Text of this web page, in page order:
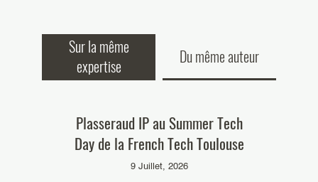
Sur la même
expertise
Du même auteur
Plasseraud IP au Summer Tech
Day de la French Tech Toulouse
9 Juillet, 2026